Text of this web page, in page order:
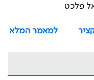
פלכט
למאמר המלא